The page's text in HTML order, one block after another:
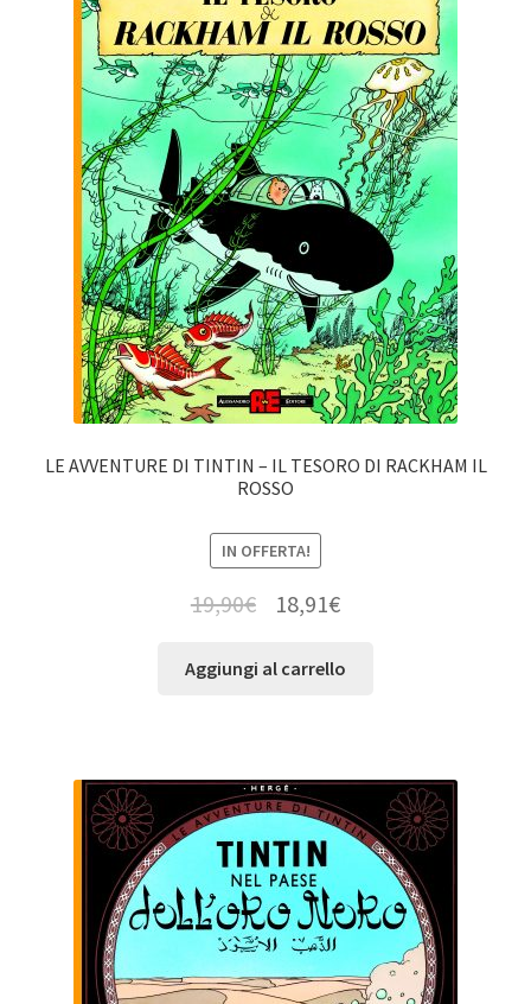
LE AVVENTURE DI TINTIN – IL TESORO DI RACKHAM IL
ROSSO
IN OFFERTA!
19,90€ 18,91€
Aggiungi al carrello